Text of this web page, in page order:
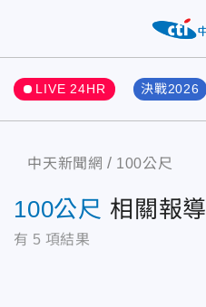
LIVE 24HR 決戰2026
中天新聞網 100公尺
100公尺 相關報導
有 5 項結果